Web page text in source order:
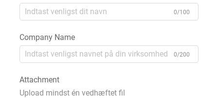
0/100
Company Name
0/200
Attachment
Upload mindst én vedhæftet fil